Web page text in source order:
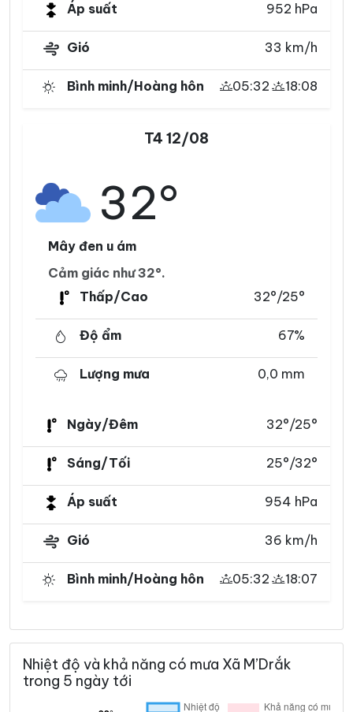
Áp suất 952 hPa
Gió 33 km/h
Bình minh/Hoàng hôn 05:32 18:08
T4 12/08
32°
Mây đen u ám
Cảm giác như 32°.
Thấp/Cao
32°/25°
Độ ẩm 67%
Lượng mưa 0,0 mm
Ngày/Đêm 32°/25°
Sáng/Tối 25°/32°
Áp suất 954 hPa
Gió 36 km/h
Bình minh/Hoàng hôn 05:32 18:07
Nhiệt độ và khả năng có mưa Xã M’Drắk
trong 5 ngày tới